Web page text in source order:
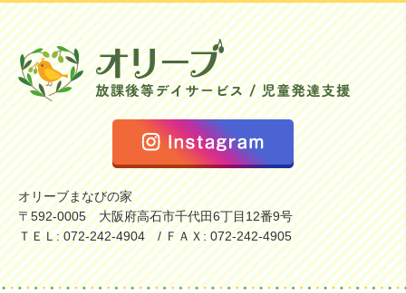
オリーブまなびの家
〒592-0005 大阪府高石市千代田6丁目12番9号
ＴＥＬ: 072-242-4904 / ＦＡＸ: 072-242-4905